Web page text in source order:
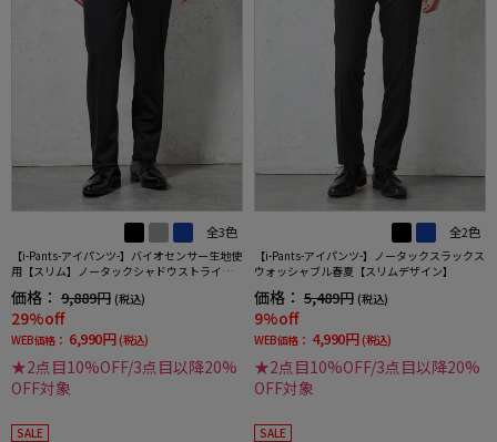
全3色
【i-Pants-アイパンツ-】バイオセンサー生地使
用【スリム】ノータックシャドウストライプ
価格： 9,889円 (税込)
29%off
WEB価格： 6,990円 (税込)
★2点目10%OFF/3点目以降20%
OFF対象
全2色
【i-Pants-アイパンツ-】ノータックスラックス
ウォッシャブル春夏【スリムデザイン】
価格： 5,489円 (税込)
9%off
WEB価格： 4,990円 (税込)
★2点目10%OFF/3点目以降20%
OFF対象
SALE SALE